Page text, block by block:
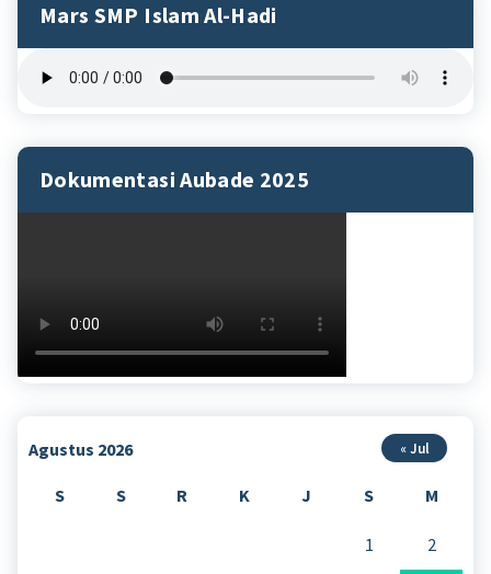
Mars SMP Islam Al-Hadi
Dokumentasi Aubade 2025
Agustus 2026
S S R K J S M
1 2
« Jul